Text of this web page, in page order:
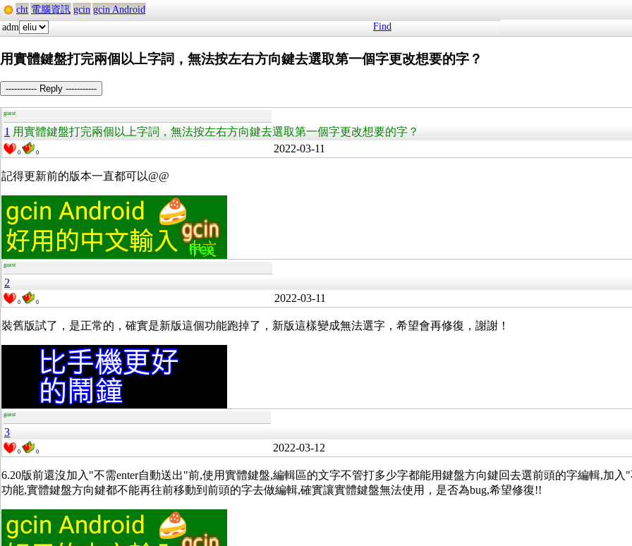
cht 電腦資訊 gcin gcin Android
adm
Find
用實體鍵盤打完兩個以上字詞，無法按左右方向鍵去選取第一個字更改想要的字？
----------- Reply -----------
guest
1 用實體鍵盤打完兩個以上字詞，無法按左右方向鍵去選取第一個字更改想要的字？
0 0 2022-03-11
記得更新前的版本一直都可以@@
guest
2
0 0 2022-03-11
裝舊版試了，是正常的，確實是新版這個功能跑掉了，新版這樣變成無法選字，希望會再修復，謝謝！
guest
3
0 0 2022-03-12
6.20版前還沒加入"不需enter自動送出"前,使用實體鍵盤,編輯區的文字不管打多少字都能用鍵盤方向鍵回去選前頭的字編輯,加
功能,實體鍵盤方向鍵都不能再往前移動到前頭的字去做編輯,確實讓實體鍵盤無法使用，是否為bug,希望修復!!